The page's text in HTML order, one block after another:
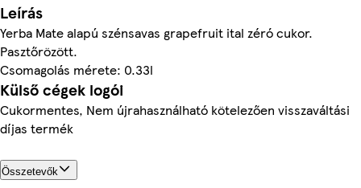
Leírás
Yerba Mate alapú szénsavas grapefruit ital zéró cukor.
Pasztőrözött.
Csomagolás mérete: 0.33l
Külső cégek logói
Cukormentes, Nem újrahasználható kötelezően visszaváltási
díjas termék
Összetevők